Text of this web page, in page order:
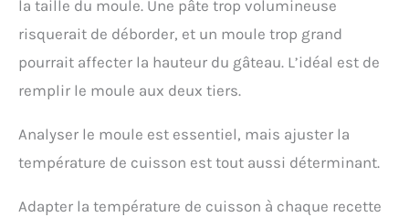
la taille du moule. Une pâte trop volumineuse
risquerait de déborder, et un moule trop grand
pourrait affecter la hauteur du gâteau. L’idéal est de
remplir le moule aux deux tiers.
Analyser le moule est essentiel, mais ajuster la
température de cuisson est tout aussi déterminant.
Adapter la température de cuisson à chaque recette